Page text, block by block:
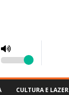
CULTURA E LAZER